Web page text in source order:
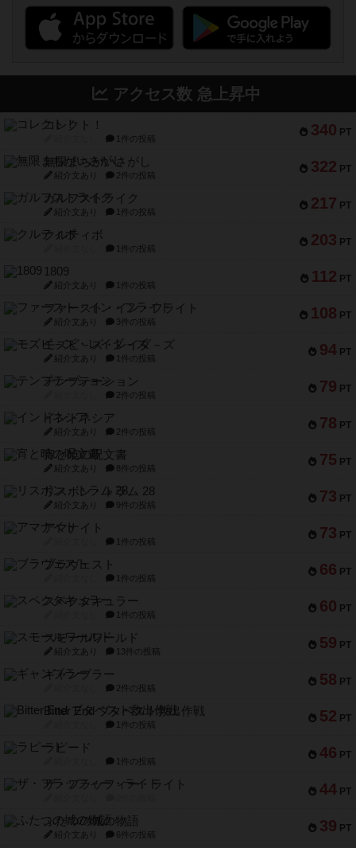
アクセス数 急上昇中
340 PT
コレクト！
1件の投稿
322 PT
無限まちがいさがし
紹介文あり 2件の投稿
217 PT
ガルフストライク
紹介文あり 1件の投稿
203 PT
クルティボ
1件の投稿
112 PT
1809
紹介文あり 1件の投稿
108 PT
ファースト・イン・フライト
紹介文あり 3件の投稿
94 PT
モズビ－ズ・レイダ－ズ
紹介文あり 1件の投稿
79 PT
テンプテーション
2件の投稿
78 PT
インドネシア
紹介文あり 2件の投稿
75 PT
宵と暁の呪文書
紹介文あり 8件の投稿
73 PT
リスボン・トラム 28
紹介文あり 9件の投稿
73 PT
アマナイト
1件の投稿
66 PT
ブラヴェスト
1件の投稿
60 PT
スペクタキュラー
1件の投稿
59 PT
スモールワールド
紹介文あり 13件の投稿
58 PT
ギャンブラー
2件の投稿
52 PT
Bitter End ブタペスト救出作戦
1件の投稿
46 PT
ラピード
1件の投稿
44 PT
ザ・フラッフィー・ライト
39 PT
ふたつの城の物語
紹介文あり 6件の投稿